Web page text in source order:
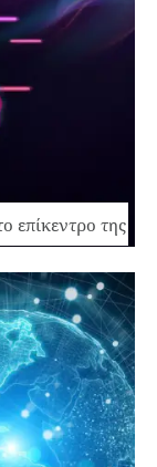
επίκεντρο της